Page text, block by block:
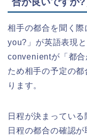
相手の都合を聞く
you?」が英語表現
convenientが「都合
ため相手の予定の
ります。
日程が決まってい
日程の都合の確認